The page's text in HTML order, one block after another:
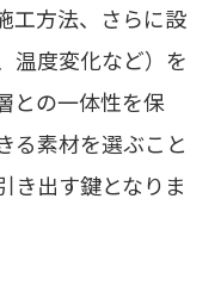
工方法、さらに設
温度変化など）を
との一体性を保
る素材を選ぶこと
き出す鍵となりま